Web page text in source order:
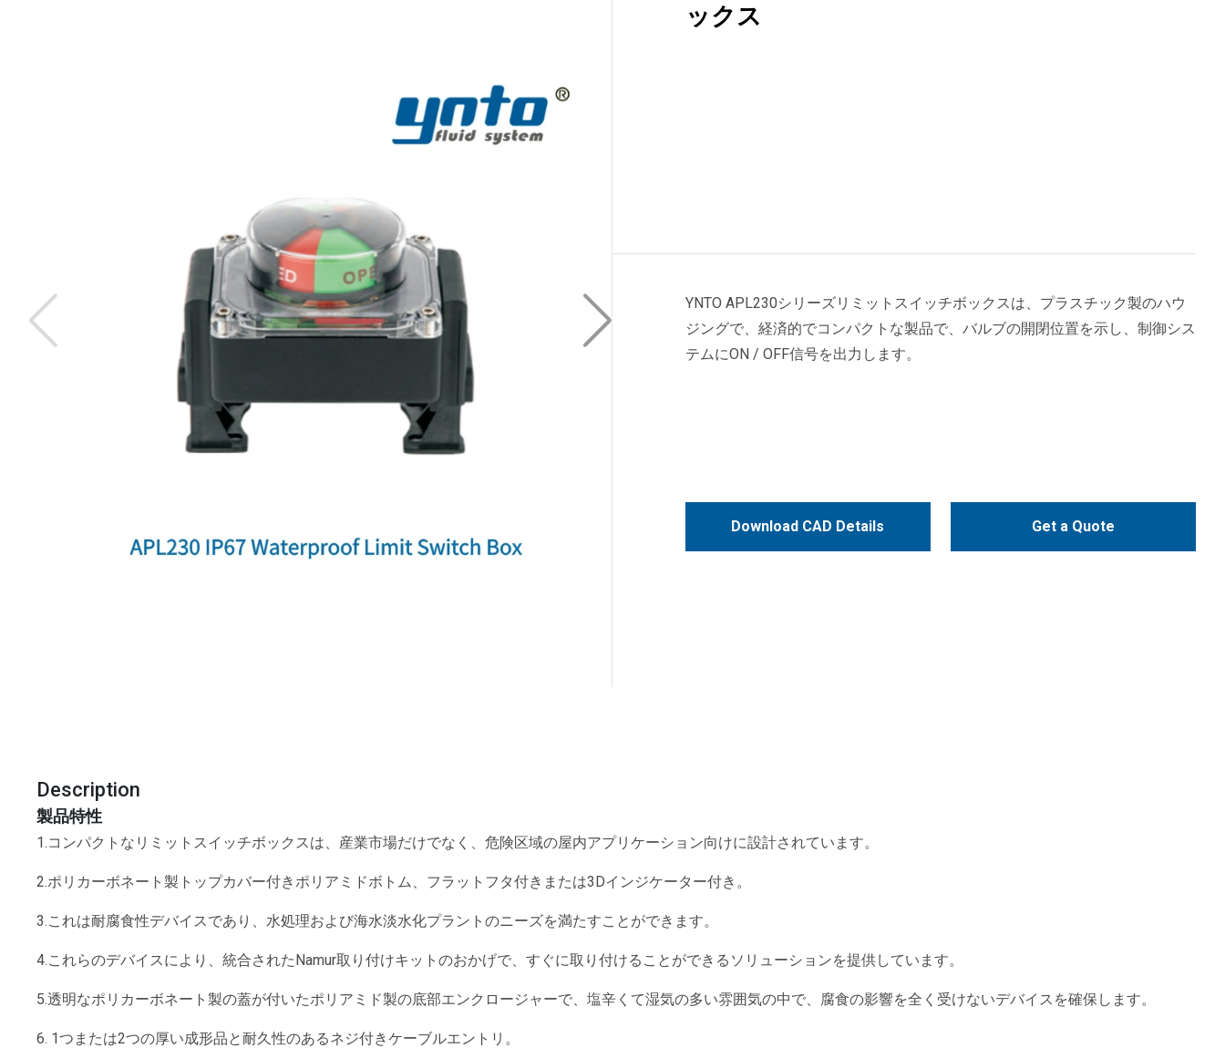
ックス
YNTO APL230シリーズリミットスイッチボックスは、プラスチック製のハウ
ジングで、経済的でコンパクトな製品で、バルブの開閉位置を示し、制御シス
テムにON / OFF信号を出力します。
Download CAD Details Get a Quote
Description
製品特性
1.コンパクトなリミットスイッチボックスは、産業市場だけでなく、危険区域の屋内アプリケーション向けに設計されています。
2.ポリカーボネート製トップカバー付きポリアミドボトム、フラットフタ付きまたは3Dインジケーター付き。
3.これは耐腐食性デバイスであり、水処理および海水淡水化プラントのニーズを満たすことができます。
4.これらのデバイスにより、統合されたNamur取り付けキットのおかげで、すぐに取り付けることができるソリューションを提供しています。
5.透明なポリカーボネート製の蓋が付いたポリアミド製の底部エンクロージャーで、塩辛くて湿気の多い雰囲気の中で、腐食の影響を全く受けないデバイスを確保します。
6. 1つまたは2つの厚い成形品と耐久性のあるネジ付きケーブルエントリ。